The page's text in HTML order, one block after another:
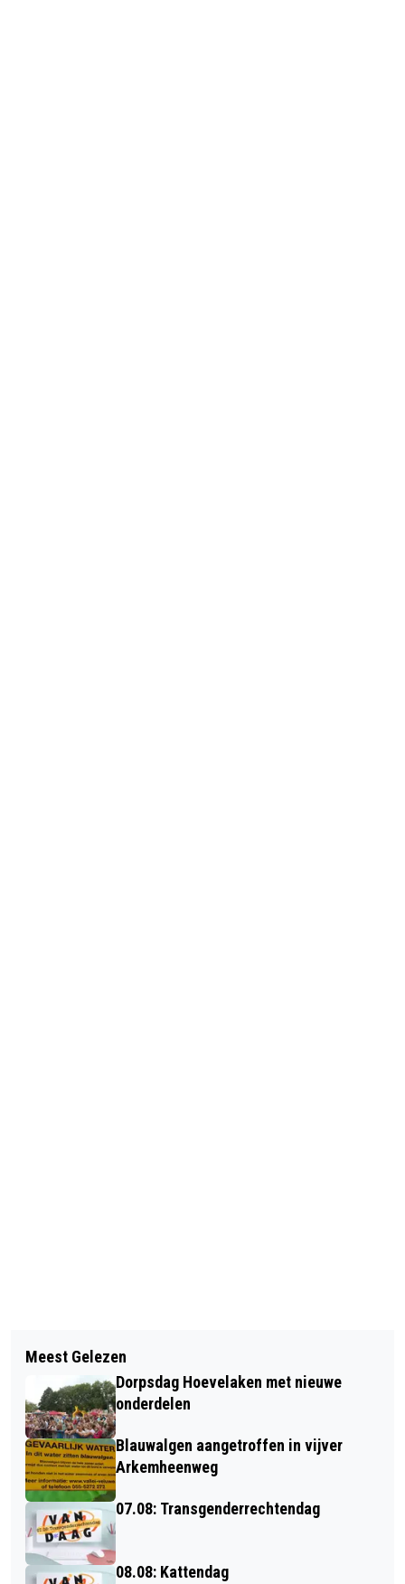
COLLECTE VOOR "EEN WAARDEVOLLE
LAATSTE LEVENSFASE"
BLOEMEN VOOR 65 JARIG
BRUIDSPAAR BOSCHHUIZEN-BURGER
Meest Gelezen
Dorpsdag Hoevelaken met nieuwe
onderdelen
Blauwalgen aangetroffen in vijver
Arkemheenweg
07.08: Transgenderrechtendag
08.08: Kattendag